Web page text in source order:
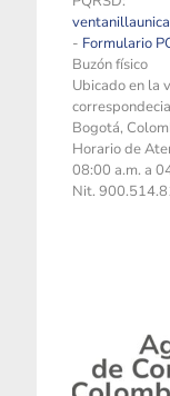
- Formulario
Buzón físico
Ubicado en la
Bogotá,
Horario de
08:00 a.m. a
Nit.